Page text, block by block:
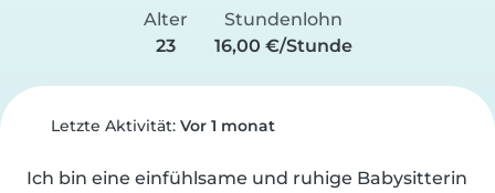
Alter
23
Stundenlohn
16,00 €/Stunde
Letzte Aktivität: Vor 1 monat
Ich bin eine einfühlsame und ruhige Babysitterin